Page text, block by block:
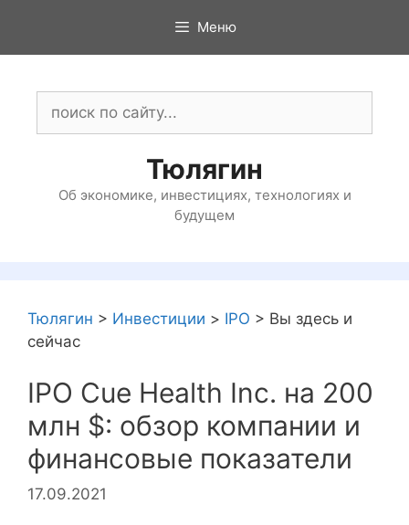
содержимому
Меню
Тюлягин
Об экономике, инвестициях, технологиях и
будущем
Тюлягин > Инвестиции > IPO > Вы здесь и
сейчас
IPO Cue Health Inc. на 200
млн $: обзор компании и
финансовые показатели
17.09.2021